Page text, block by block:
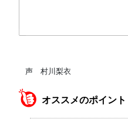
声 村川梨衣
オススメのポイント